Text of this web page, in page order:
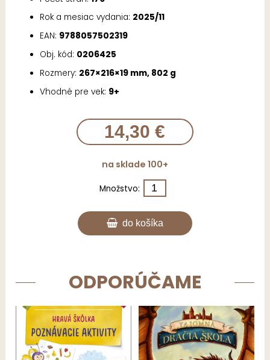
Rok a mesiac vydania: 2025/11
EAN: 9788057502319
Obj. kód: 0206425
Rozmery: 267×216×19 mm, 802 g
Vhodné pre vek: 9+
14,30 €
na sklade 100+
Množstvo:
do košíka
ODPORÚČAME